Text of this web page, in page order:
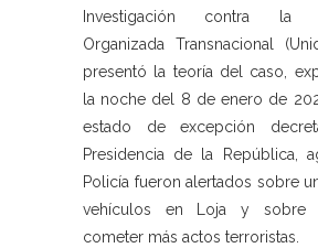
Investigación contra la
Organizada Transnacional
presentó la teoría del caso,
la noche del 8 de enero de
estado de excepción
Presidencia de la República,
Policía fueron alertados sobre
vehículos en Loja y sobre
cometer más actos terroristas.